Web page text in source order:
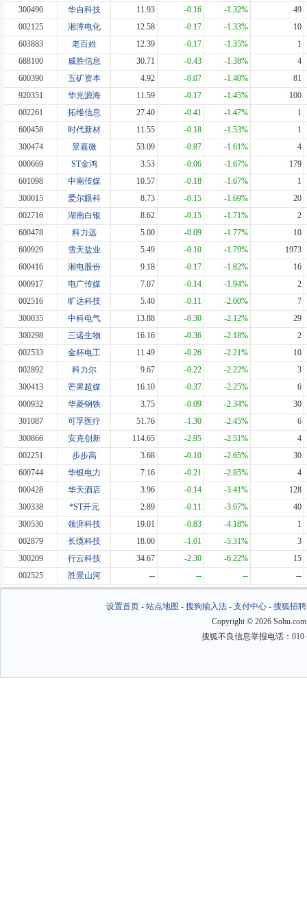
300490 华自科技 11.93 -0.16 -1.32%
49
002125
湘潭电化 12.58 -0.17 -1.33%
10
603883
老百姓 12.39 -0.17 -1.35%
1
688100
威胜信息 30.71 -0.43 -1.38%
4
600390
五矿资本 4.92 -0.07 -1.40%
81
920351
华光源海 11.59 -0.17 -1.45%
100
002261
拓维信息 27.40 -0.41 -1.47%
1
600458
时代新材 11.55 -0.18 -1.53%
1
300474
景嘉微 53.09 -0.87 -1.61%
4
000669
ST金鸿 3.53 -0.06 -1.67%
179
601098
中南传媒 10.57 -0.18 -1.67%
1
300015
爱尔眼科 8.73 -0.15 -1.69%
20
002716
湖南白银 8.62 -0.15 -1.71%
2
600478
科力远 5.00 -0.09 -1.77%
10
600929
雪天盐业 5.49 -0.10 -1.79%
1973
600416
湘电股份 9.18 -0.17 -1.82%
16
000917
电广传媒 7.07 -0.14 -1.94%
2
002516
旷达科技 5.40 -0.11 -2.00%
7
300035
中科电气 13.88 -0.30 -2.12%
29
300298
三诺生物 16.16 -0.36 -2.18%
2
002533
金杯电工 11.49 -0.26 -2.21%
10
002892
科力尔 9.67 -0.22 -2.22%
3
300413
芒果超媒 16.10 -0.37 -2.25%
6
000932
华菱钢铁 3.75 -0.09 -2.34%
30
301087
可孚医疗 51.76 -1.30 -2.45%
6
300866
安克创新 114.65 -2.95 -2.51%
4
002251
步步高 3.68 -0.10 -2.65%
30
600744
华银电力 7.16 -0.21 -2.85%
4
000428
华天酒店 3.96 -0.14 -3.41%
128
300338
*ST开元 2.89 -0.11 -3.67%
40
300530
领湃科技 19.01 -0.83 -4.18%
1
002879
长缆科技 18.00 -1.01 -5.31%
3
300209
行云科技 34.67 -2.30 -6.22%
15
002525
胜景山河 -- -- -- --
设置首页- 站点地图 - 搜狗输入法- 支付中心- 搜狐招聘
Copyright © 2026
搜狐不良信息举报电话：010